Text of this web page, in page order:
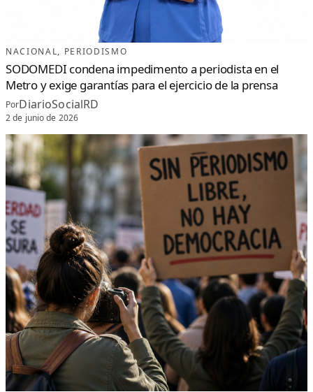
NACIONAL, PERIODISMO
SODOMEDI condena impedimento a periodista en el
Metro y exige garantías para el ejercicio de la prensa
PorDiarioSocialRD
2 de junio de 2026